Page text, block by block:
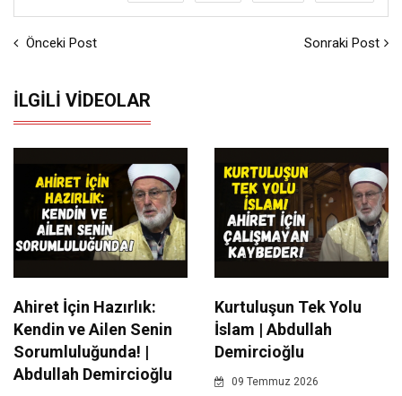
Önceki Post Sonraki Post
İLGILI VIDEOLAR
Ahiret İçin Hazırlık:
Kendin ve Ailen Senin
Sorumluluğunda! |
Abdullah Demircioğlu
Kurtuluşun Tek Yolu
İslam | Abdullah
Demircioğlu
09 Temmuz 2026